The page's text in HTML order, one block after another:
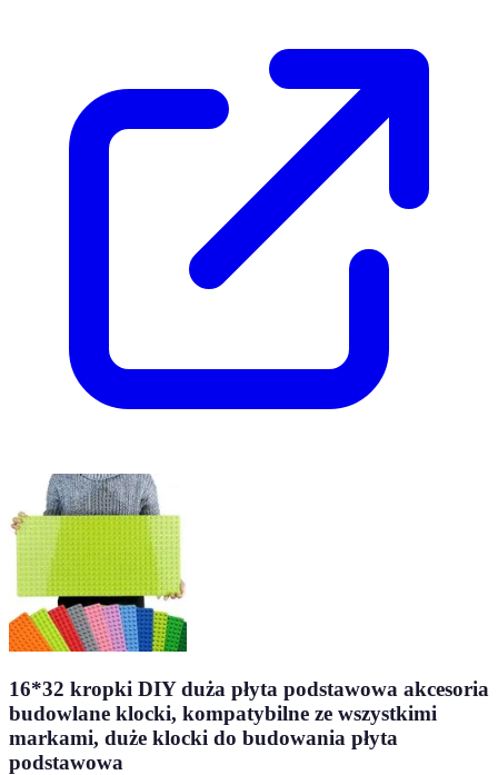
16*32 kropki DIY duża płyta podstawowa akcesoria
budowlane klocki, kompatybilne ze wszystkimi
markami, duże klocki do budowania płyta
podstawowa